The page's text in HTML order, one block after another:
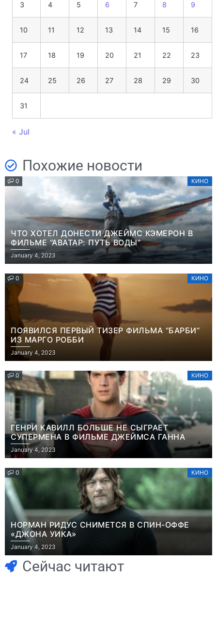
3 4 5 6 7 8 9
10 11 12 13 14 15 16
17 18 19 20 21 22 23
24 25 26 27 28 29 30
31
« Jul
Похожие новости
0 КИНО
ЧТО ХОТЕЛ ДОНЕСТИ ДЖЕЙМС КЭМЕРОН В
ФИЛЬМЕ “АВАТАР: ПУТЬ ВОДЫ”
January 4, 2023
0 КИНО
ПОЯВИЛСЯ ПЕРВЫЙ ТИЗЕР ФИЛЬМА “БАРБИ”
ИЗ МАРГО РОББИ
January 4, 2023
0 КИНО
ГЕНРИ КАВИЛЛ БОЛЬШЕ НЕ СЫГРАЕТ
СУПЕРМЕНА В ФИЛЬМЕ ДЖЕЙМСА ГАННА
January 4, 2023
0 КИНО
НОРМАН РИДУС СНИМЕТСЯ В СПИН-ОФФЕ
«ДЖОНА УИКА»
January 4, 2023
Сейчас читают
Игры
В Rust теперь
Часть геймеров
считает, что мы